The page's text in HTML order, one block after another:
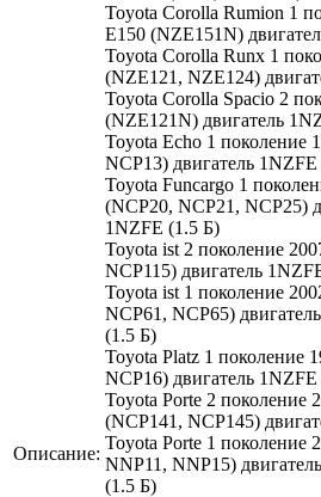
Описание:
Toyota Corolla Rumion 1
E150 (NZE151N)
Toyota Corolla Runx 1
(NZE121, NZE124)
Toyota Corolla Spacio 2
(NZE121N) двигатель
Toyota Echo 1 поколение
NCP13) двигатель
Toyota Funcargo 1
(NCP20, NCP21, NCP25)
1NZFE (1.5 Б)
Toyota ist 2 поколение
NCP115) двигатель
Toyota ist 1 поколение
NCP61, NCP65)
(1.5 Б)
Toyota Platz 1 поколение
NCP16) двигатель
Toyota Porte 2 поколение
(NCP141, NCP145)
Toyota Porte 1 поколение
NNP11, NNP15)
(1.5 Б)